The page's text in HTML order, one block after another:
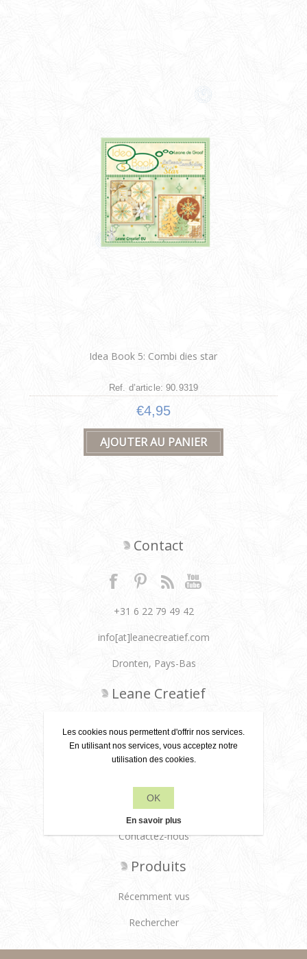
Idea Book 5: Combi dies star
Ref. d’article: 90.9319
€4,95
Contact
+31 6 22 79 49 42
info[at]leanecreatief.com
Dronten, Pays-Bas
Leane Creatief
À propos de nous
Service client
Contactez-nous
Produits
Récemment vus
Rechercher
Les cookies nous permettent d'offrir nos services.
En utilisant nos services, vous acceptez notre
utilisation des cookies.
OK
En savoir plus